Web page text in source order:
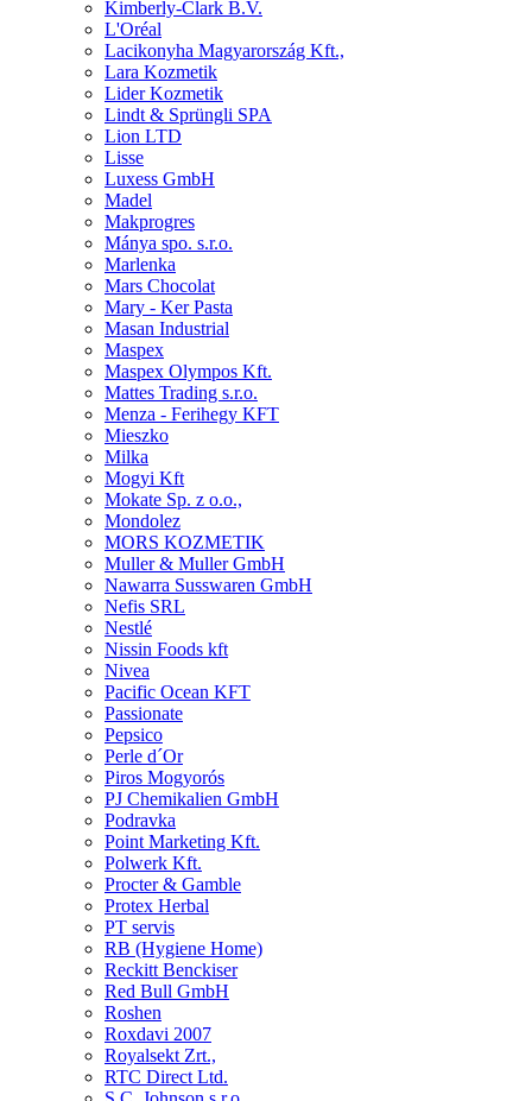
Kimberly-Clark B.V.
L'Oréal
Lacikonyha Magyarország Kft.,
Lara Kozmetik
Lider Kozmetik
Lindt & Sprüngli SPA
Lion LTD
Lisse
Luxess GmbH
Madel
Makprogres
Mánya spo. s.r.o.
Marlenka
Mars Chocolat
Mary - Ker Pasta
Masan Industrial
Maspex
Maspex Olympos Kft.
Mattes Trading s.r.o.
Menza - Ferihegy KFT
Mieszko
Milka
Mogyi Kft
Mokate Sp. z o.o.,
Mondolez
MORS KOZMETIK
Muller & Muller GmbH
Nawarra Susswaren GmbH
Nefis SRL
Nestlé
Nissin Foods kft
Nivea
Pacific Ocean KFT
Passionate
Pepsico
Perle d´Or
Piros Mogyorós
PJ Chemikalien GmbH
Podravka
Point Marketing Kft.
Polwerk Kft.
Procter & Gamble
Protex Herbal
PT servis
RB (Hygiene Home)
Reckitt Benckiser
Red Bull GmbH
Roshen
Roxdavi 2007
Royalsekt Zrt.,
RTC Direct Ltd.